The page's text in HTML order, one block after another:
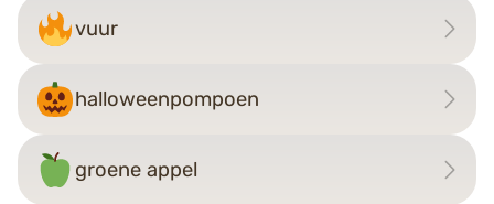
vuur
halloweenpompoen
groene appel